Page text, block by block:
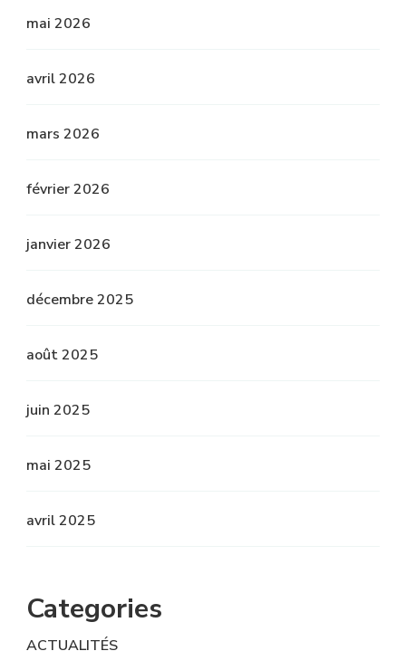
mai 2026
avril 2026
mars 2026
février 2026
janvier 2026
décembre 2025
août 2025
juin 2025
mai 2025
avril 2025
Categories
ACTUALITÉS